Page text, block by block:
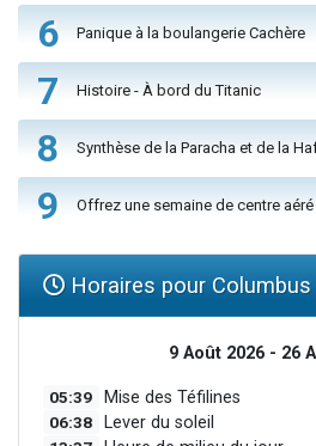
6 Panique à la boulangerie Cachère
7 Histoire - À bord du Titanic
8 Synthèse de la Paracha et de la
9 Offrez une semaine de centre
Horaires pour Columbus
9 Août 2026 - 26
05:39 Mise des Téfilines
06:38 Lever du soleil